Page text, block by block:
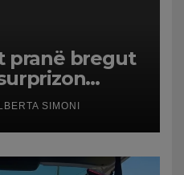
pranë bregut
banorët
SIMONI